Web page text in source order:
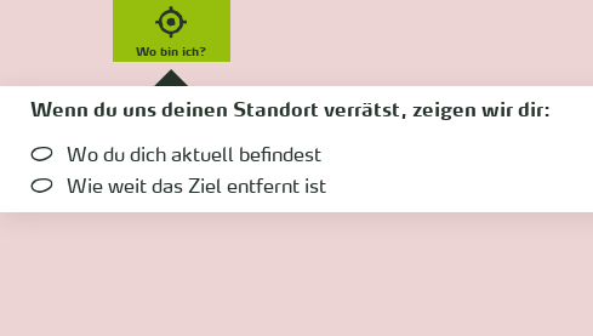
Wo bin ich?
Wenn du uns deinen Standort verrätst, zeigen wir dir:
Wo du dich aktuell befindest
Wie weit das Ziel entfernt ist